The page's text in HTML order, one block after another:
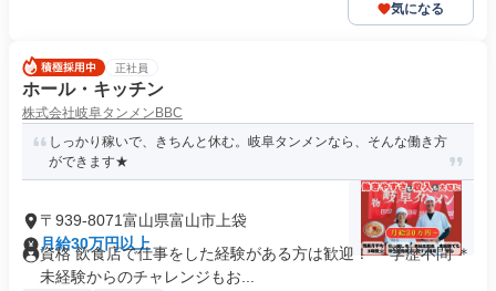
気になる
正社員
ホール・キッチン
株式会社岐阜タンメンBBC
しっかり稼いで、きちんと休む。岐阜タンメンなら、そんな働き方
ができます★
〒939-8071富山県富山市上袋
月給30万円以上
資格 飲食店で仕事をした経験がある方は歓迎！ ＊学歴不問 ＊
未経験からのチャレンジもお...